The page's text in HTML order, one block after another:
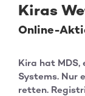
Kiras
Online-
Kira hat MDS,
Systems. Nur
retten.